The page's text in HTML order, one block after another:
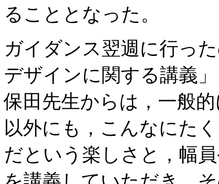
ることとなった。
ガイダンス翌週に行っ
デザインに関する講義
保田先生からは，一般
以外にも，こんなにた
だという楽しさと，幅